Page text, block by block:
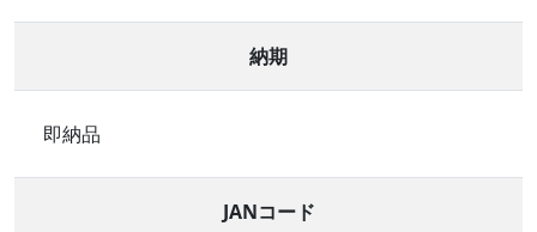
納期
即納品
JANコード